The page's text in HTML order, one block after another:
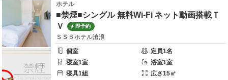
ホテル
■禁煙■シングル 無料Wi-Fi ネット動画搭載Ｔ
Ｖ
即予約
ＳＳＢホテル滄浪
個室
定員1名
寝室1室 浴室1室
寝具1組 広さ15㎡